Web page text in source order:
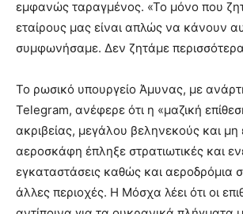
εμφανώς ταραγμένος. «Το μόνο που
εταίρους μας είναι απλώς να κάνουν
συμφωνήσαμε. Δεν ζητάμε
Το ρωσικό υπουργείο Άμυνας, με
Telegram, ανέφερε ότι η «μαζική
ακριβείας, μεγάλου βεληνεκούς και
αεροσκάφη έπληξε στρατιωτικές και
εγκαταστάσεις καθώς και αεροδρόμια
άλλες περιοχές. Η Μόσχα λέει ότι οι